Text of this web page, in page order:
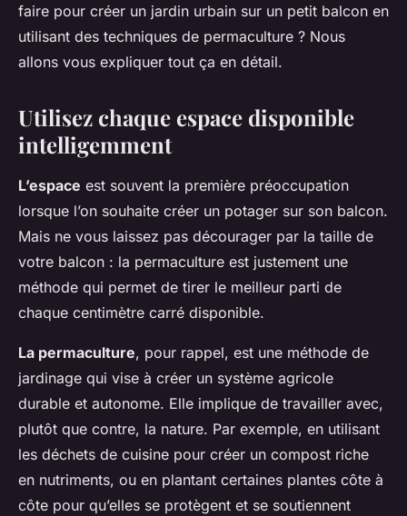
Léon •1 avril 2024 •6 min de lecture
faire pour créer un jardin urbain sur un petit balcon en
utilisant des techniques de permaculture ? Nous
allons vous expliquer tout ça en détail.
Utilisez chaque espace disponible
intelligemment
L’espace est souvent la première préoccupation
lorsque l’on souhaite créer un potager sur son balcon.
Mais ne vous laissez pas décourager par la taille de
votre balcon : la permaculture est justement une
méthode qui permet de tirer le meilleur parti de
chaque centimètre carré disponible.
La permaculture, pour rappel, est une méthode de
jardinage qui vise à créer un système agricole
durable et autonome. Elle implique de travailler avec,
plutôt que contre, la nature. Par exemple, en utilisant
les déchets de cuisine pour créer un compost riche
en nutriments, ou en plantant certaines plantes côte à
côte pour qu’elles se protègent et se soutiennent